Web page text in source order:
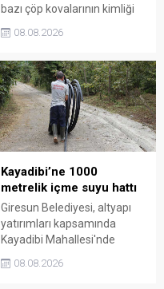
bazı çöp kovalarının kimliği
sökülerek çalındığını açıkladı.
verenlerin tespiti için
vatandaşlardan ihbar
desteği istedi.
08.08.2026
Kayadibi’ne 1000
metrelik içme suyu hattı
Giresun Belediyesi, altyapı
yatırımları kapsamında
Kayadibi Mahallesi'nde
suyu hattı çalışmasını
08.08.2026